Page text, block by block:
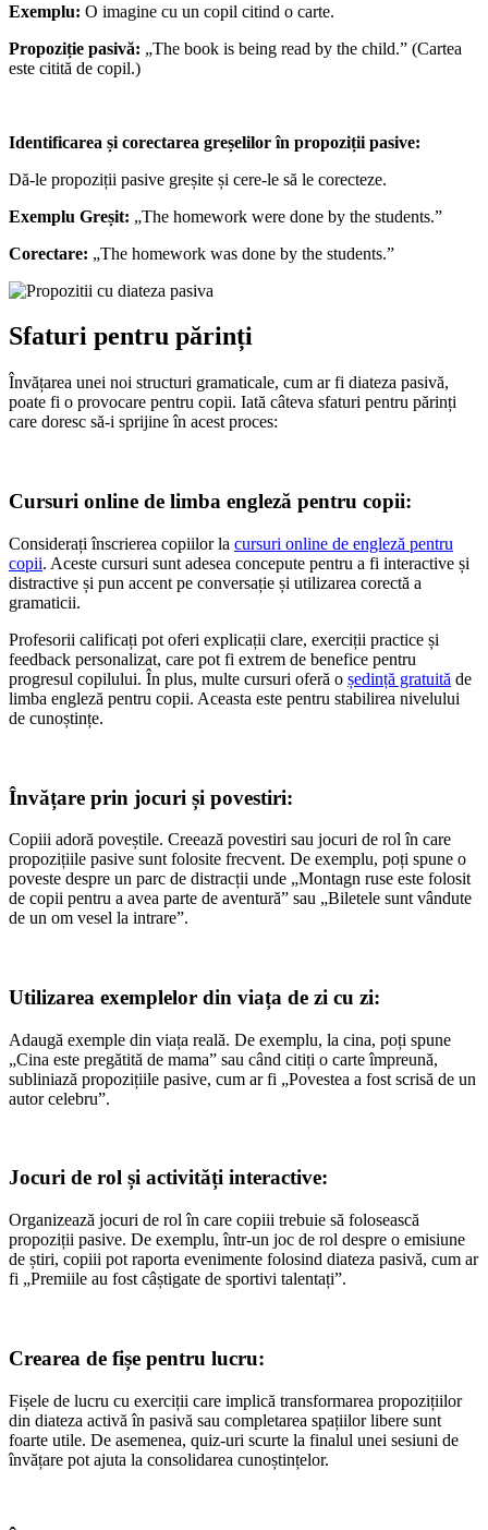
Exemplu: O imagine cu un copil citind o carte.
Propoziție pasivă: „The book is being read by the child.” (Cartea
este citită de copil.)
Identificarea și corectarea greșelilor în propoziții pasive:
Dă-le propoziții pasive greșite și cere-le să le corecteze.
Exemplu Greșit: „The homework were done by the students.”
Corectare: „The homework was done by the students.”
Sfaturi pentru părinți
Învățarea unei noi structuri gramaticale, cum ar fi diateza pasivă,
poate fi o provocare pentru copii. Iată câteva sfaturi pentru părinți
care doresc să-i sprijine în acest proces:
Cursuri online de limba engleză pentru copii:
Considerați înscrierea copiilor la cursuri online de engleză pentru
copii. Aceste cursuri sunt adesea concepute pentru a fi interactive și
distractive și pun accent pe conversație și utilizarea corectă a
gramaticii.
Profesorii calificați pot oferi explicații clare, exerciții practice și
feedback personalizat, care pot fi extrem de benefice pentru
progresul copilului. În plus, multe cursuri oferă o ședință gratuită de
limba engleză pentru copii. Aceasta este pentru stabilirea nivelului
de cunoștințe.
Învățare prin jocuri și povestiri:
Copiii adoră poveștile. Creează povestiri sau jocuri de rol în care
propozițiile pasive sunt folosite frecvent. De exemplu, poți spune o
poveste despre un parc de distracții unde „Montagn ruse este folosit
de copii pentru a avea parte de aventură” sau „Biletele sunt vândute
de un om vesel la intrare”.
Utilizarea exemplelor din viața de zi cu zi:
Adaugă exemple din viața reală. De exemplu, la cina, poți spune
„Cina este pregătită de mama” sau când citiți o carte împreună,
subliniază propozițiile pasive, cum ar fi „Povestea a fost scrisă de un
autor celebru”.
Jocuri de rol și activități interactive:
Organizează jocuri de rol în care copiii trebuie să folosească
propoziții pasive. De exemplu, într-un joc de rol despre o emisiune
de știri, copiii pot raporta evenimente folosind diateza pasivă, cum ar
fi „Premiile au fost câștigate de sportivi talentați”.
Crearea de fișe pentru lucru:
Fișele de lucru cu exerciții care implică transformarea propozițiilor
din diateza activă în pasivă sau completarea spațiilor libere sunt
foarte utile. De asemenea, quiz-uri scurte la finalul unei sesiuni de
învățare pot ajuta la consolidarea cunoștințelor.